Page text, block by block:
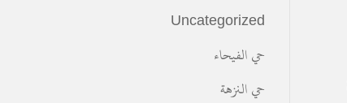
Uncategorized
حي الفيحاء
حي النزهة